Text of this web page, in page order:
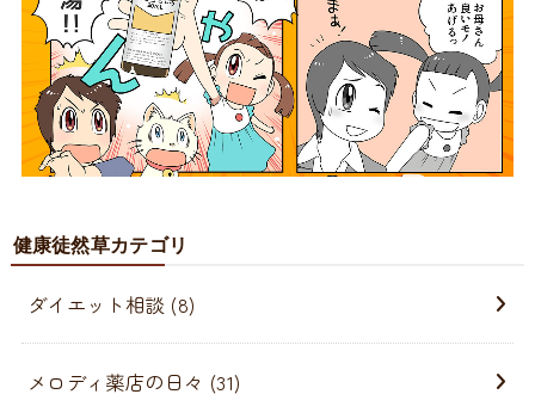
健康徒然草カテゴリ
ダイエット相談 (8)
メロディ薬店の日々 (31)